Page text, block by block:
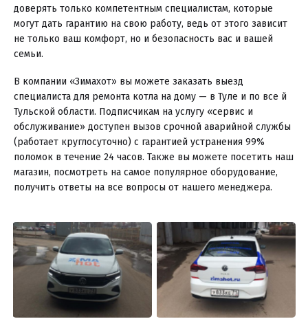
доверять только компетентным специалистам, которые
могут дать гарантию на свою работу, ведь от этого зависит
не только ваш комфорт, но и безопасность вас и вашей
семьи.
В компании «Зимахот» вы можете заказать выезд
специалиста для ремонта котла на дому — в Туле и по все й
Тульской области. Подписчикам на услугу «сервис и
обслуживание» доступен вызов срочной аварийной службы
(работает круглосуточно) с гарантией устранения 99%
поломок в течение 24 часов. Также вы можете посетить наш
магазин, посмотреть на самое популярное оборудование,
получить ответы на все вопросы от нашего менеджера.